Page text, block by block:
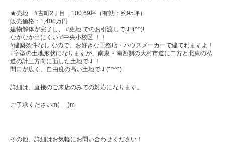
★売地 #古町2丁目 100.69坪（有効：約95坪）
販売価格：1,400万円
建物解体が完了し、 #更地 でのお引渡しです!(^^)!
なかなか出にくい #中央小校区 ！！
#建築条件なし なので、お好きな工務店・ハウスメーカーで建てれますよ！
L字型の土地形状になりますが、南東・南西側の大村市道に二方と北東の私
道の計三方向に面した土地です！
間口が広く、自由度の高い土地です(*^^*)
詳細は、直接のご来店のみでの対応になります。
ご了承くださいm(_ _)m
その他、詳細はお気軽にお問い合わせください！